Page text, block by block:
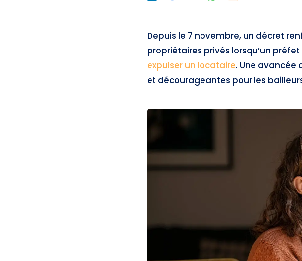
Depuis le 7 novembre, un décret
propriétaires privés lorsqu’un
expulser un locataire. Une avancée
et décourageantes pour les